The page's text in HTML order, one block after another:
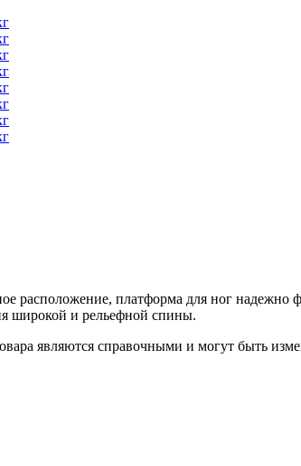
расположение, платформа для ног
широкой и рельефной спины.
являются справочными и могут быть